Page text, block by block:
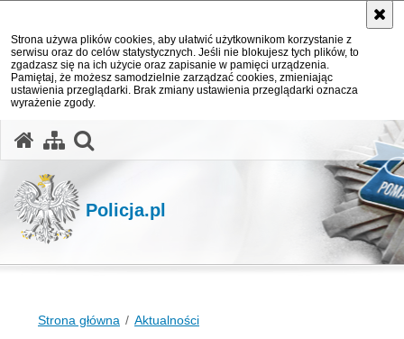
Strona używa plików cookies, aby ułatwić użytkownikom korzystanie z
serwisu oraz do celów statystycznych. Jeśli nie blokujesz tych plików, to
zgadzasz się na ich użycie oraz zapisanie w pamięci urządzenia.
Pamiętaj, że możesz samodzielnie zarządzać cookies, zmieniając
ustawienia przeglądarki. Brak zmiany ustawienia przeglądarki oznacza
wyrażenie zgody.
Policja.pl
Strona główna Aktualności